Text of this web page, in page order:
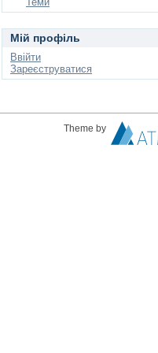
Мій профіль
Ввійти
Зареєструватися
Theme by